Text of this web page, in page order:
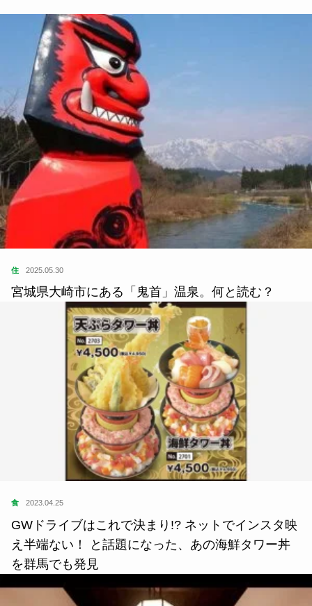
住 2025.05.30
宮城県大崎市にある「鬼首」温泉。何と読む？
食 2023.04.25
GWドライブはこれで決まり!? ネットでインスタ映
え半端ない！ と話題になった、あの海鮮タワー丼
を群馬でも発見